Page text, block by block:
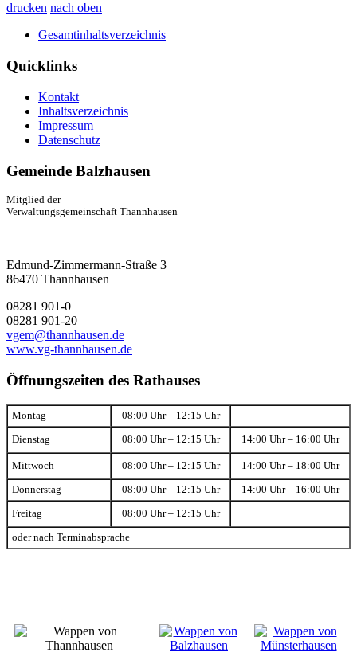
drucken nach oben
Gesamtinhaltsverzeichnis
Quicklinks
Kontakt
Inhaltsverzeichnis
Impressum
Datenschutz
Gemeinde Balzhausen
Mitglied der
Verwaltungsgemeinschaft Thannhausen
Edmund-Zimmermann-Straße 3
86470 Thannhausen
08281 901-0
08281 901-20
vgem@thannhausen.de
www.vg-thannhausen.de
Öffnungszeiten des Rathauses
Montag 08:00 Uhr – 12:15 Uhr
Dienstag 08:00 Uhr – 12:15 Uhr 14:00 Uhr – 16:00 Uhr
Mittwoch 08:00 Uhr – 12:15 Uhr 14:00 Uhr – 18:00 Uhr
Donnerstag 08:00 Uhr – 12:15 Uhr 14:00 Uhr – 16:00 Uhr
Freitag 08:00 Uhr – 12:15 Uhr
oder nach Terminabsprache